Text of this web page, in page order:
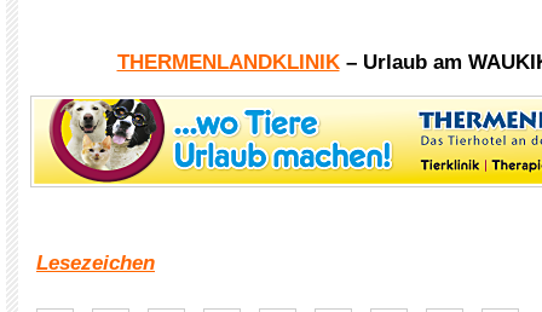
THERMENLANDKLINIK– Urlaub am
Lesezeichen